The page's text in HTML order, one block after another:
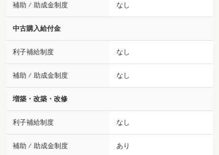
補助 ⁄ 助成金制度 なし
中古購入給付金
利子補給制度 なし
補助 ⁄ 助成金制度 なし
増築・改築・改修
利子補給制度 なし
補助 ⁄ 助成金制度 あり